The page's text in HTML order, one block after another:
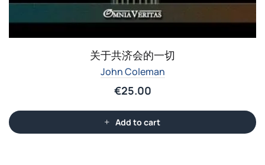
关于共济会的一切
John Coleman
€25.00
Add to cart